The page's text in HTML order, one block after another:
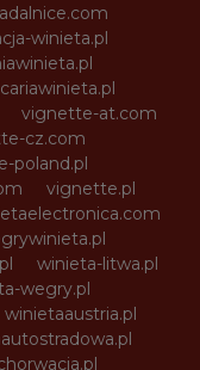
winieta.pl
vignette-at.com
cz.com
poland.pl
vignette.pl
winieta-litwa.pl
wegry.pl
winietaaustria.pl